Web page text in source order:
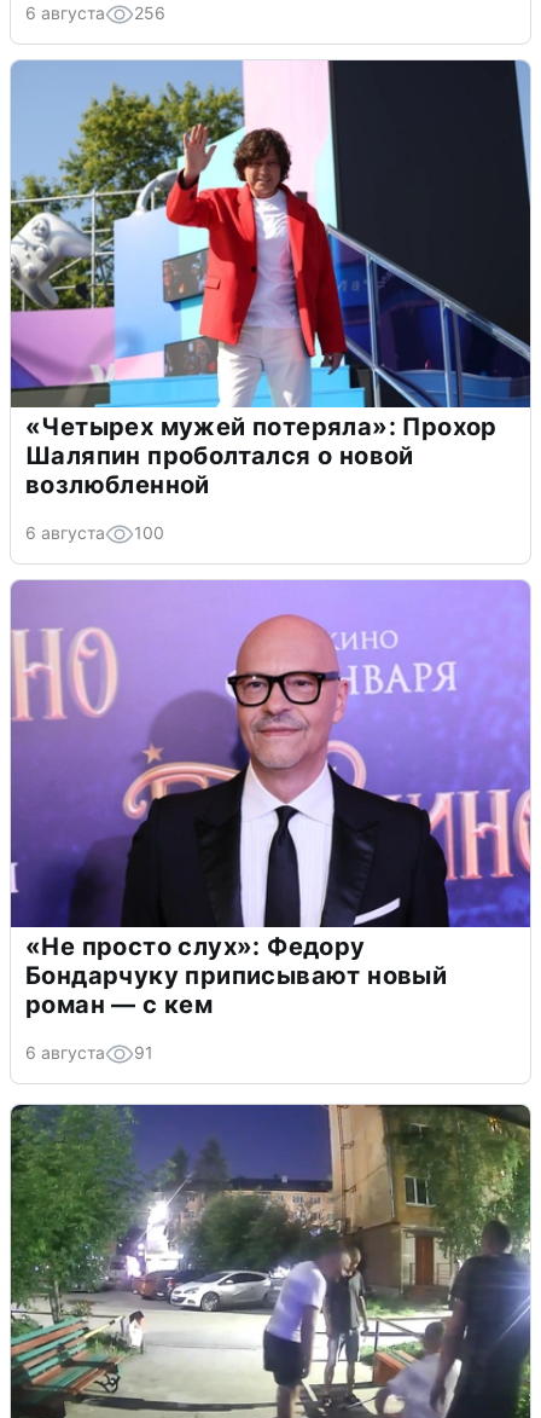
6 августа 256
«Четырех мужей потеряла»: Прохор
Шаляпин проболтался о новой
возлюбленной
6 августа 100
«Не просто слух»: Федору
Бондарчуку приписывают новый
роман — с кем
6 августа 91